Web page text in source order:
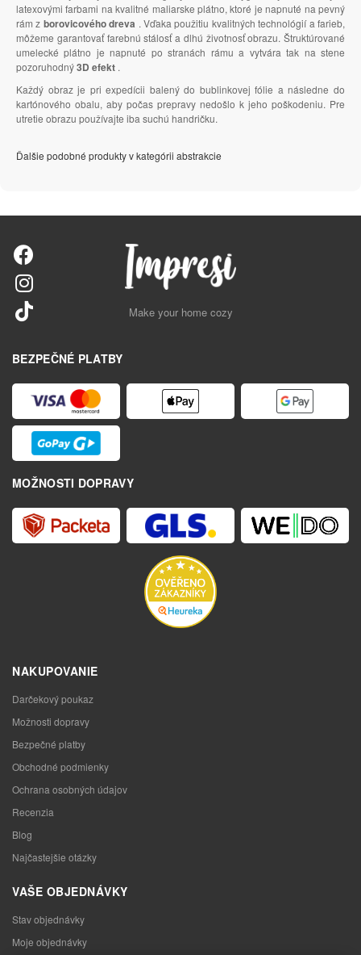
latexovými farbami na kvalitné maliarske plátno, ktoré je napnuté na pevný
rám z borovicového dreva . Vďaka použitiu kvalitných technológií a farieb,
môžeme garantovať farebnú stálosť a dlhú životnosť obrazu. Štruktúrované
umelecké plátno je napnuté po stranách rámu a vytvára tak na stene
pozoruhodný3D efekt .
Každý obraz je pri expedícii balený do bublinkovej fólie a následne do
kartónového obalu, aby počas prepravy nedošlo k jeho poškodeniu. Pre
utretie obrazu používajte iba suchú handričku.
Ďalšie podobné produkty v kategórii abstrakcie
Make your home cozy
BEZPEČNÉ PLATBY
MOŽNOSTI DOPRAVY
NAKUPOVANIE
Darčekový poukaz
Možnosti dopravy
Bezpečné platby
Obchodné podmienky
Ochrana osobných údajov
Recenzia
Blog
Najčastejšie otázky
VAŠE OBJEDNÁVKY
Stav objednávky
Moje objednávky